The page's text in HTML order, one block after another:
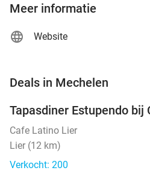
Meer informatie
Website
Deals in Mechelen
Tapasdiner Estupendo bij
Cafe Latino Lier
Lier (12 km)
Verkocht: 200